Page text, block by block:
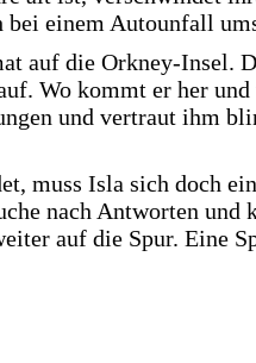
einem Autounfall
auf die Orkney-Insel.
Wo kommt er her und
und vertraut ihm
muss Isla sich doch
nach Antworten
auf die Spur. Eine